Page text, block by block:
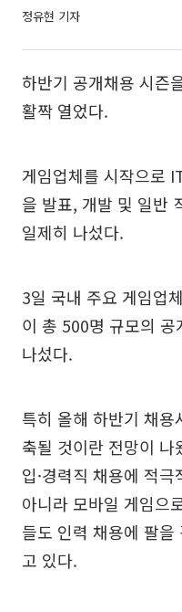
정유현 기자
하반기 공개채용 시즌
활짝 열었다.
게임업체를 시작으로
을 발표, 개발 및 일반
일제히 나섰다.
3일 국내 주요 게임업
이 총 500명 규모의 공
나섰다.
특히 올해 하반기 채용
축될 것이란 전망이
입·경력직 채용에 적
아니라 모바일 게임으
들도 인력 채용에 팔
고 있다.